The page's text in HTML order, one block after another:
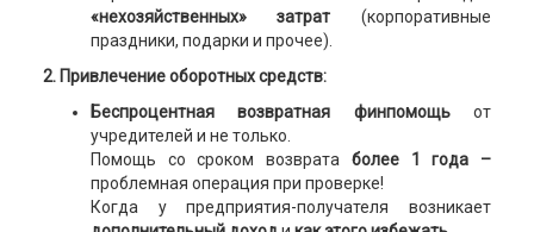
«нехозяйственных» затрат(корпоративные
праздники, подарки и прочее).
2. Привлечение оборотных средств:
Беспроцентная возвратная финпомощьот
учредителей и не только.
Помощь со сроком возврата более 1 года –
проблемная операция при проверке!
Когда у предприятия-получателя возникает